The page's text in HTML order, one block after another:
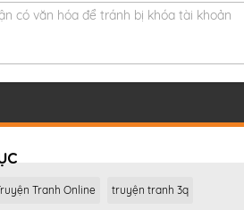
có văn hóa để tránh bị khóa tài khoản
Tranh Online truyện tranh 3q